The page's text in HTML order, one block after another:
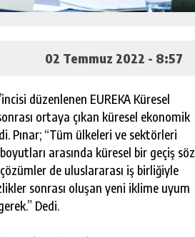
02 Temmuz 2022 - 8:57
düzenlenen EUREKA Küresel
ortaya çıkan küresel ekonomik
Pınar; “Tüm ülkeleri ve sektörleri
arasında küresel bir geçiş söz
de uluslararası iş birliğiyle
sonrası oluşan yeni iklime uyum
Dedi.